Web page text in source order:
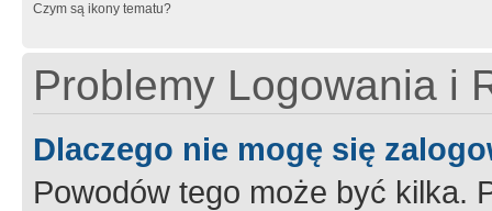
Czym są ikony tematu?
Problemy Logowania i
Dlaczego nie mogę się
Powodów tego może być kilka.